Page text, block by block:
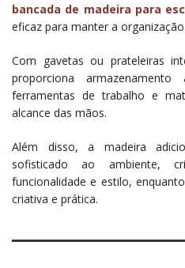
bancada de madeira para
eficaz para manter a organização.
Com gavetas ou prateleiras
proporciona armazenamento
ferramentas de trabalho e
alcance das mãos.
Além disso, a madeira
sofisticado ao ambiente,
funcionalidade e estilo,
criativa e prática.